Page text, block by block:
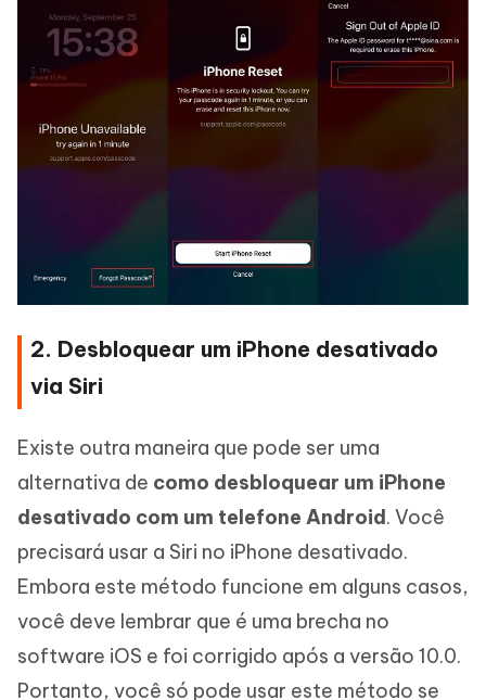
2. Desbloquear um iPhone desativado
via Siri
Existe outra maneira que pode ser uma
alternativa de como desbloquear um iPhone
desativado com um telefone Android. Você
precisará usar a Siri no iPhone desativado.
Embora este método funcione em alguns casos,
você deve lembrar que é uma brecha no
software iOS e foi corrigido após a versão 10.0.
Portanto, você só pode usar este método se